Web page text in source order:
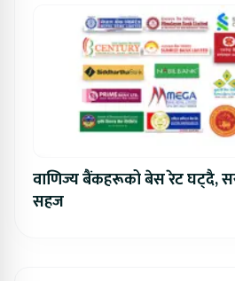
वाणिज्य बैंकहरूको बेस रेट घट्दै,
सहज